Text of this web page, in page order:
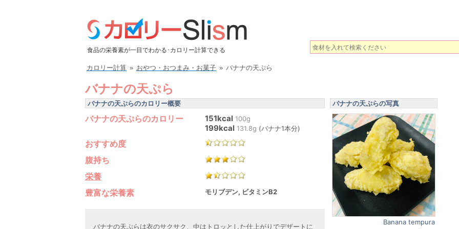
食品の栄養素が一目でわかる･カロリー計算できる
カロリー計算 » おやつ・おつまみ・お菓子 » バナナの天ぷら
バナナの天ぷら
バナナの天ぷらのカロリー概要
バナナの天ぷらのカロリー 151kcal 100g
199kcal 131.8g (バナナ1本分)
おすすめ度
腹持ち
栄養
豊富な栄養素
モリブデン, ビタミンB2
バナナの天ぷらは衣のサクサク、中はトロッとした仕上がりでデザートに
バナナの天ぷらの写真
Banana tempura